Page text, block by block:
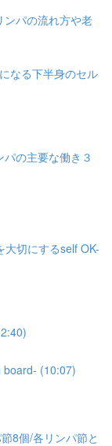
ンパの流れ方や老
なる下半身のセル
の主要な働き３
大切にするself OK-
board- (10:07)
8個/各リンパ節と